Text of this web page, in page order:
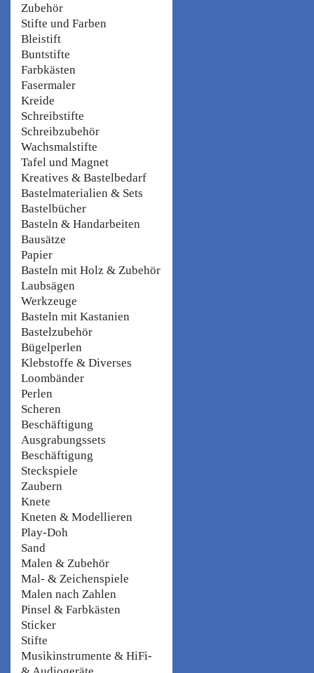
Zubehör
Stifte und Farben
Bleistift
Buntstifte
Farbkästen
Fasermaler
Kreide
Schreibstifte
Schreibzubehör
Wachsmalstifte
Tafel und Magnet
Kreatives & Bastelbedarf
Bastelmaterialien & Sets
Bastelbücher
Basteln & Handarbeiten
Bausätze
Papier
Basteln mit Holz & Zubehör
Laubsägen
Werkzeuge
Basteln mit Kastanien
Bastelzubehör
Bügelperlen
Klebstoffe & Diverses
Loombänder
Perlen
Scheren
Beschäftigung
Ausgrabungssets
Beschäftigung
Steckspiele
Zaubern
Knete
Kneten & Modellieren
Play-Doh
Sand
Malen & Zubehör
Mal- & Zeichenspiele
Malen nach Zahlen
Pinsel & Farbkästen
Sticker
Stifte
Musikinstrumente & HiFi-